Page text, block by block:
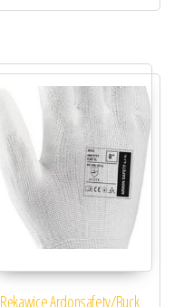
Rękawice Ardonsafety/Buck